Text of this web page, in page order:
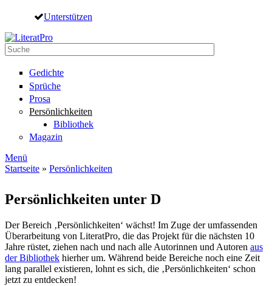
Direkt zum Inhalt
Unterstützen
Suche
Gedichte
Sprüche
Prosa
Persönlichkeiten
Bibliothek
Magazin
Menü
Startseite » Persönlichkeiten
Persönlichkeiten unter D
Der Bereich ‚Persönlichkeiten‘ wächst! Im Zuge der umfassenden
Überarbeitung von LiteratPro, die das Projekt für die nächsten 10
Jahre rüstet, ziehen nach und nach alle Autorinnen und Autoren aus
der Bibliothek hierher um. Während beide Bereiche noch eine Zeit
lang parallel existieren, lohnt es sich, die ‚Persönlichkeiten‘ schon
jetzt zu entdecken!